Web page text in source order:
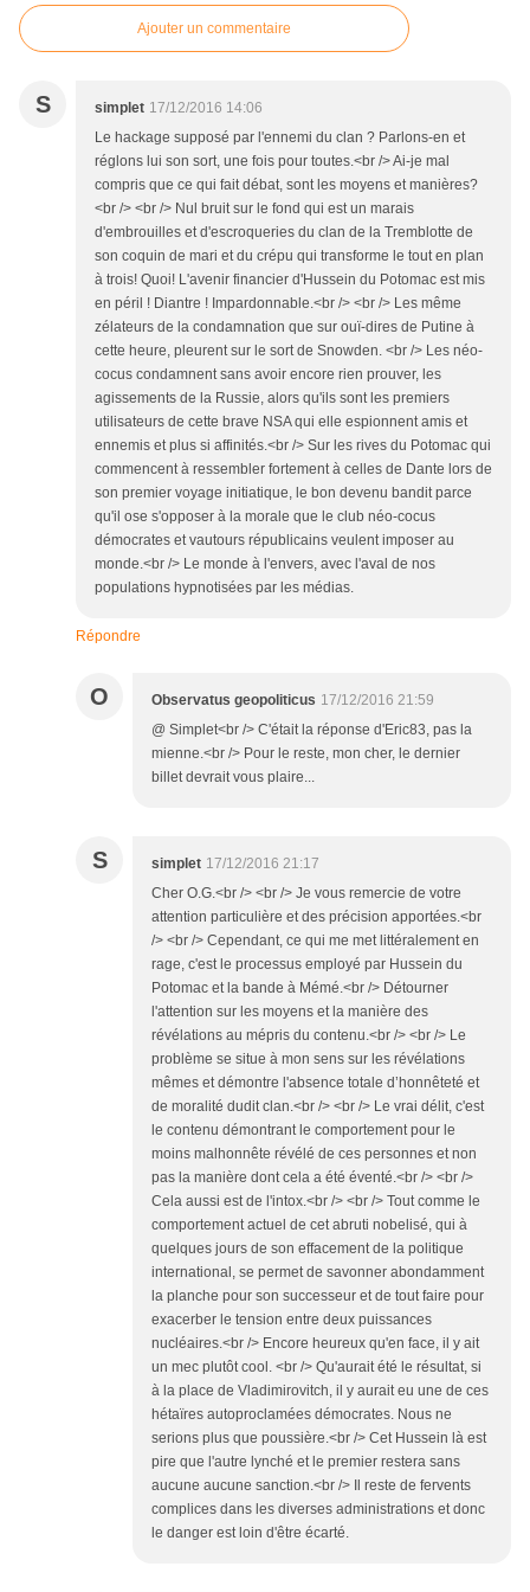
Ajouter un commentaire
S simplet 17/12/2016 14:06
Le hackage supposé par l'ennemi du clan ? Parlons-en et
réglons lui son sort, une fois pour toutes.<br /> Ai-je mal
compris que ce qui fait débat, sont les moyens et manières?
<br /> <br /> Nul bruit sur le fond qui est un marais
d'embrouilles et d'escroqueries du clan de la Tremblotte de
son coquin de mari et du crépu qui transforme le tout en plan
à trois! Quoi! L'avenir financier d'Hussein du Potomac est mis
en péril ! Diantre ! Impardonnable.<br /> <br /> Les même
zélateurs de la condamnation que sur ouï-dires de Putine à
cette heure, pleurent sur le sort de Snowden. <br /> Les néo-
cocus condamnent sans avoir encore rien prouver, les
agissements de la Russie, alors qu'ils sont les premiers
utilisateurs de cette brave NSA qui elle espionnent amis et
ennemis et plus si affinités.<br /> Sur les rives du Potomac qui
commencent à ressembler fortement à celles de Dante lors de
son premier voyage initiatique, le bon devenu bandit parce
qu'il ose s'opposer à la morale que le club néo-cocus
démocrates et vautours républicains veulent imposer au
monde.<br /> Le monde à l'envers, avec l'aval de nos
populations hypnotisées par les médias.
Répondre
O Observatus geopoliticus 17/12/2016 21:59
@ Simplet<br /> C'était la réponse d'Eric83, pas la
mienne.<br /> Pour le reste, mon cher, le dernier
billet devrait vous plaire...
S simplet 17/12/2016 21:17
Cher O.G.<br /> <br /> Je vous remercie de votre
attention particulière et des précision apportées.<br
/> <br /> Cependant, ce qui me met littéralement en
rage, c'est le processus employé par Hussein du
Potomac et la bande à Mémé.<br /> Détourner
l'attention sur les moyens et la manière des
révélations au mépris du contenu.<br /> <br /> Le
problème se situe à mon sens sur les révélations
mêmes et démontre l'absence totale d’honnêteté et
de moralité dudit clan.<br /> <br /> Le vrai délit, c'est
le contenu démontrant le comportement pour le
moins malhonnête révélé de ces personnes et non
pas la manière dont cela a été éventé.<br /> <br />
Cela aussi est de l'intox.<br /> <br /> Tout comme le
comportement actuel de cet abruti nobelisé, qui à
quelques jours de son effacement de la politique
international, se permet de savonner abondamment
la planche pour son successeur et de tout faire pour
exacerber le tension entre deux puissances
nucléaires.<br /> Encore heureux qu'en face, il y ait
un mec plutôt cool. <br /> Qu'aurait été le résultat, si
à la place de Vladimirovitch, il y aurait eu une de ces
hétaïres autoproclamées démocrates. Nous ne
serions plus que poussière.<br /> Cet Hussein là est
pire que l'autre lynché et le premier restera sans
aucune aucune sanction.<br /> Il reste de fervents
complices dans les diverses administrations et donc
le danger est loin d'être écarté.